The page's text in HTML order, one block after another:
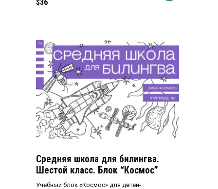
$36
Средняя школа для билингва.
Шестой класс. Блок “Космос”
Учебный блок «Космос» для детей-